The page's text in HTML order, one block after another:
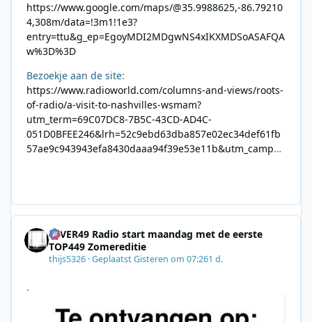
https://www.google.com/maps/@35.9988625,-86.79210
4,308m/data=!3m1!1e3?
entry=ttu&g_ep=EgoyMDI2MDgwNS4xIKXMDSoASAFQA
w%3D%3D
Bezoekje aan de site:
https://www.radioworld.com/columns-and-views/roots-
of-radio/a-visit-to-nashvilles-wsmam?
utm_term=69C07DC8-7B5C-43CD-AD4C-
051D0BFEE246&lrh=52c9ebd63dba857e02ec34def61fb
57ae9c943943efa8430daaa94f39e53e11b&utm_campai
8F09201A140D&utm_source=SmartBrief
4EVER49 Radio start maandag met de eerste
TOP449 Zomereditie
thijs5326 ·GeplaatstGisteren om 07:261 d.
.